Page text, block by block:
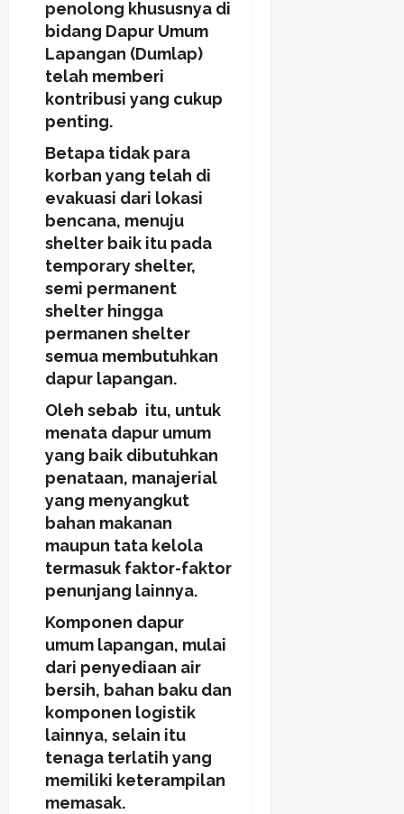
penolong khususnya di
bidang Dapur Umum
Lapangan (Dumlap)
telah memberi
kontribusi yang cukup
penting.
Betapa tidak para
korban yang telah di
evakuasi dari lokasi
bencana, menuju
shelter baik itu pada
temporary shelter,
semi permanent
shelter hingga
permanen shelter
semua membutuhkan
dapur lapangan.
Oleh sebab itu, untuk
menata dapur umum
yang baik dibutuhkan
penataan, manajerial
yang menyangkut
bahan makanan
maupun tata kelola
termasuk faktor-faktor
penunjang lainnya.
Komponen dapur
umum lapangan, mulai
dari penyediaan air
bersih, bahan baku dan
komponen logistik
lainnya, selain itu
tenaga terlatih yang
memiliki keterampilan
memasak.